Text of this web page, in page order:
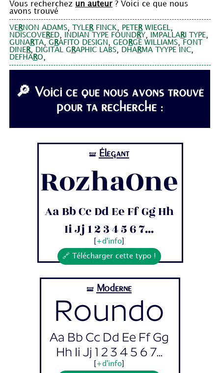
Vous recherchez un auteur ? Voici ce que nous
avons trouvé
VE RNON ADAMS, TYLE RFINCK, PETE RWIEGEL,
NDISCOVE RED, INDIAN TYPE FOUND RY, IMPALLA RI TYPE,
GUNA RTA,G RAFITO DESIGN ,GEO RGE WILLIAMS,
FONT
DINE R, DIGITAL G RAPHIC LABS, DHA RMA TYYPE INC,
DEFHA RO,
🔎 Voici ce que nous avons trouvé
pour ta recherche :
🝛 Élégant
RozhaOne
Aa Bb Cc Dd Ee Ff Gg Hh
Ii Jj 1 2 3 4 5 6 7...
+d'info
🔗 Télécharger cette typo !
🝛 Moderne
Roundo
Aa Bb Cc Dd Ee Ff Gg
Hh Ii Jj 1 2 3 4 5 6 7...
+d'info